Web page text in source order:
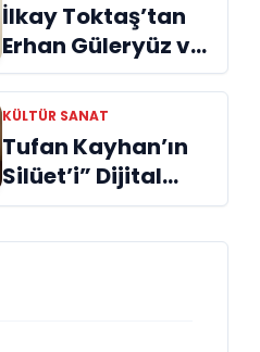
İlkay Toktaş’tan
Erhan Güleryüz ve
Hüsnü Şenlendirici
işbirliğiyle
duygusal bir aşk
manifestosu:
“Deliler Gibi”
KÜLTÜR SANAT
Tufan Kayhan’ın
Silüet’i” Dijital
Platformlarda
300.000